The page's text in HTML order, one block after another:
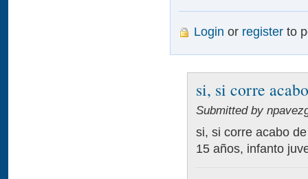
Login or register to
si, si corre
Submitted by
si, si corre acabo
15 años, infanto